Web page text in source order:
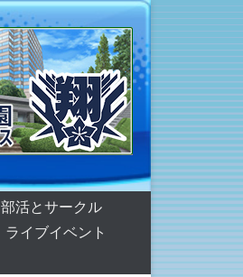
部活とサークル
ライブイベント